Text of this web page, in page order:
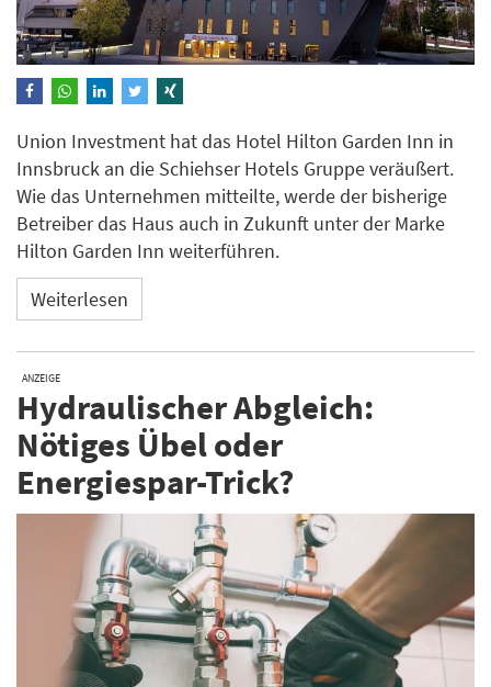
Union Investment hat das Hotel Hilton Garden Inn in
Innsbruck an die Schiehser Hotels Gruppe veräußert.
Wie das Unternehmen mitteilte, werde der bisherige
Betreiber das Haus auch in Zukunft unter der Marke
Hilton Garden Inn weiterführen.
Weiterlesen
ANZEIGE
Hydraulischer Abgleich:
Nötiges Übel oder
Energiespar-Trick?